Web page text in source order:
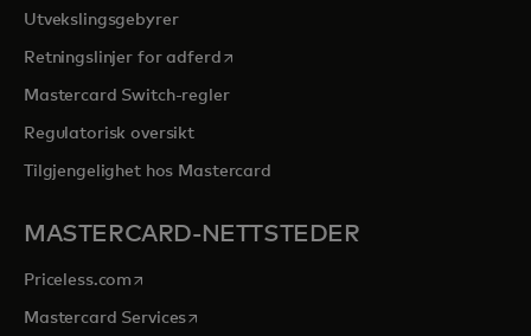
Utvekslingsgebyrer
Retningslinjer for adferdopens in a new tab
Mastercard Switch-regler
Regulatorisk oversikt
Tilgjengelighet hos Mastercard
MASTERCARD-NETTSTEDER
Priceless.com opens in a new tab
Mastercard Servicesopens in a new tab